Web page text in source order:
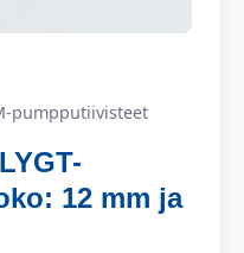
pumpputiivisteet
12 mm ja